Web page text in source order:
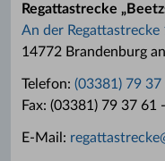
Regattastrecke
An der Regattastrecke
14772 Brandenburg
Telefon: (03381) 79 37
Fax: (03381) 79 37 61
E-Mail: regattastrecke